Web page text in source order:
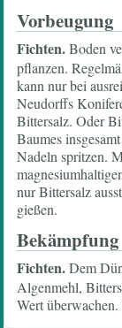
Vorbeugung
Fichten.Boden
pflanzen.
kann nur bei
Neudorffs
Bittersalz. Oder
Baumes
Nadeln spritzen.
nur Bittersalz
gießen.
Bekämpfung
Fichten.Dem
Algenmehl,
Wert